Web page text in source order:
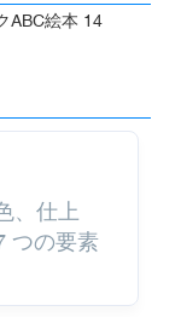
、仕上
つの要素